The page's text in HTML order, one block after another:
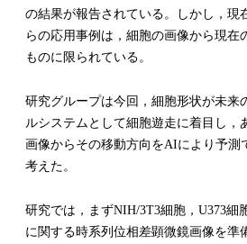
の結果が報告されている。しかし，現
らの応用事例は，細胞の画像から現在
ものに限られている。
研究グループは今回，細胞形状が未来
ルシステムとして細胞遊走に着目し，
画像からその移動方向をAIにより予測
考えた。
研究では，まずNIH/3T3細胞，U373細
に関する時系列位相差顕微鏡画像を準